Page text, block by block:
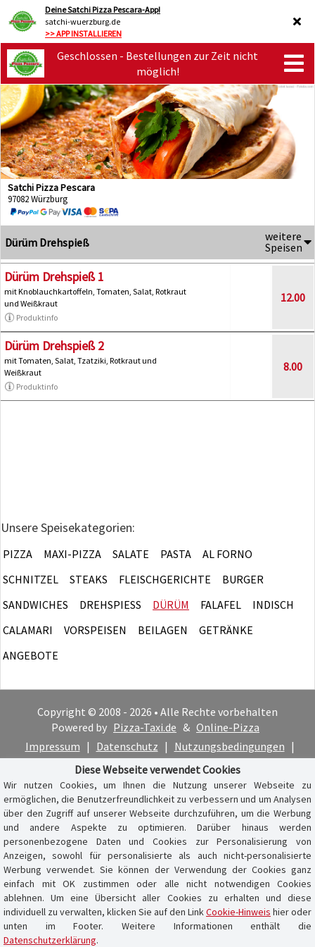
Deine Satchi Pizza Pescara-App!
satchi-wuerzburg.de
>> APP INSTALLIEREN
Geschlossen - Bestellungen zur Zeit nicht
möglich!
Satchi Pizza Pescara
97082 Würzburg
Dürüm Drehspieß
weitere
Speisen
Dürüm Drehspieß 1
mit Knoblauchkartoffeln, Tomaten, Salat, Rotkraut
und Weißkraut
Produktinfo
12.00
Dürüm Drehspieß 2
mit Tomaten, Salat, Tzatziki, Rotkraut und
Weißkraut
Produktinfo
8.00
Unsere Speisekategorien:
PIZZA MAXI-PIZZA SALATE PASTA
AL FORNO
SCHNITZEL
STEAKS FLEISCHGERICHTE
BURGER
SANDWICHES
DREHSPIESS DÜRÜM FALAFEL
INDISCH
CALAMARI
VORSPEISEN BEILAGEN
GETRÄNKE
ANGEBOTE
Copyright © 2008 - 2026 • Alle Rechte vorbehalten
Powered by Pizza-Taxi.de & Online-Pizza
Impressum | Datenschutz | Nutzungsbedingungen |
Cookie-Hinweis
Diese Webseite verwendet Cookies
Wir nutzen Cookies, um Ihnen die Nutzung unserer Webseite zu
ermöglichen, die Benutzerfreundlichkeit zu verbessern und um Analysen
über den Zugriff auf unserer Webseite durchzuführen, um die Werbung
und andere Aspekte zu optimieren. Darüber hinaus werden
personenbezogene Daten und Cookies zur Personalisierung von
Anzeigen, sowohl für personalisierte als auch nicht-personalisierte
Werbung verwendet. Sie können der Verwendung der Cookies ganz
einfach mit OK zustimmen oder alle nicht notwendigen Cookies
ablehnen. Um eine Übersicht aller Cookies zu erhalten und diese
individuell zu verwalten, klicken Sie auf den LinkCookie-Hinweis hier oder
unten im Footer. Weitere Informationen enthält die
Datenschutzerklärung.